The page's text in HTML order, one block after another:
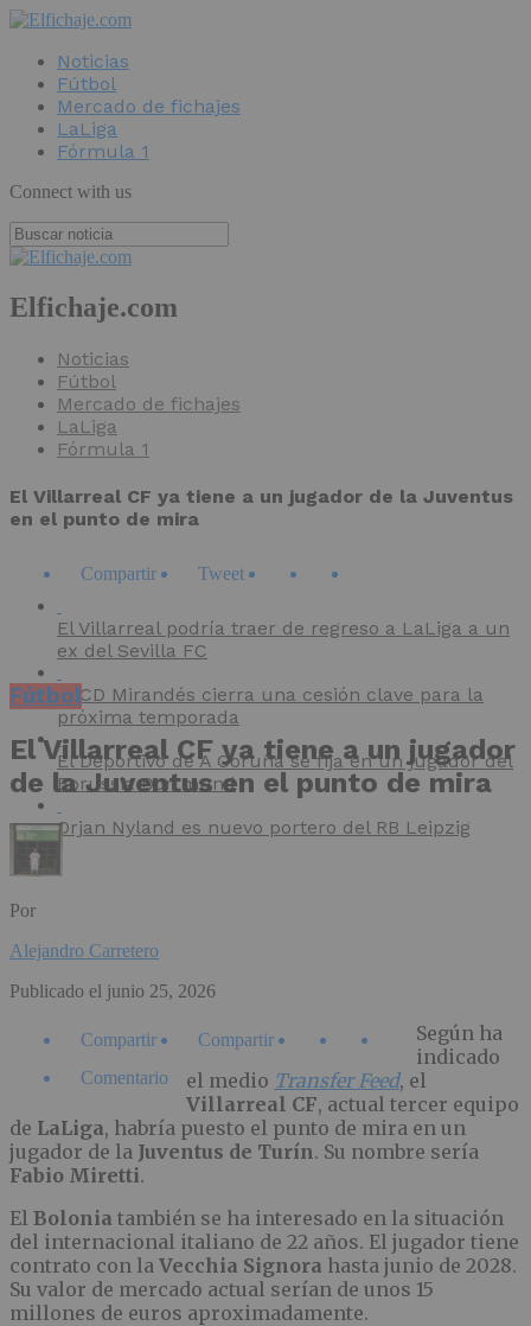
Noticias
Fútbol
Mercado de fichajes
LaLiga
Fórmula 1
Connect with us
Elfichaje.com
Noticias
Fútbol
Mercado de fichajes
LaLiga
Fórmula 1
El Villarreal CF ya tiene a un jugador de la Juventus
en el punto de mira
Compartir Tweet
El Villarreal podría traer de regreso a LaLiga a un
ex del Sevilla FC
El CD Mirandés cierra una cesión clave para la
próxima temporada
El Deportivo de A Coruña se fija en un jugador del
Borussia Dortmund
Orjan Nyland es nuevo portero del RB Leipzig
Fútbol
El Villarreal CF ya tiene a un jugador
de la Juventus en el punto de mira
Por
Alejandro Carretero
Publicado el junio 25, 2026
Compartir
Compartir
Comentario
Según ha
indicado
el medio Transfer Feed, el
Villarreal CF, actual tercer equipo
de LaLiga, habría puesto el punto de mira en un
jugador de la Juventus de Turín. Su nombre sería
Fabio Miretti.
El Bolonia también se ha interesado en la situación
del internacional italiano de 22 años. El jugador tiene
contrato con la Vecchia Signora hasta junio de 2028.
Su valor de mercado actual serían de unos 15
millones de euros aproximadamente.